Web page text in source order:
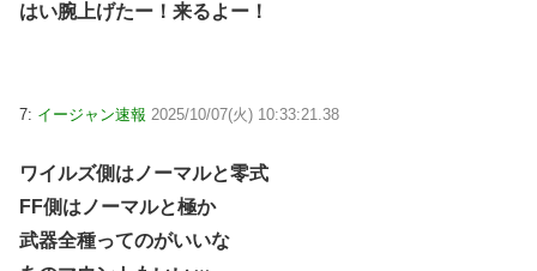
はい腕上げたー！来るよー！
7: イージャン速報 2025/10/07(火) 10:33:21.38
ワイルズ側はノーマルと零式
FF側はノーマルと極か
武器全種ってのがいいな